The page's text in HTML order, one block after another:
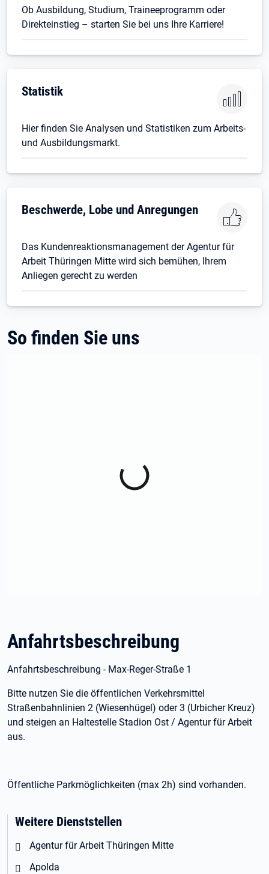
Ob Ausbildung, Studium, Traineeprogramm oder
Direkteinstieg – starten Sie bei uns Ihre Karriere!
Statistik
Hier finden Sie Analysen und Statistiken zum Arbeits-
und Ausbildungsmarkt.
Beschwerde, Lobe und Anregungen
Das Kundenreaktionsmanagement der Agentur für
Arbeit Thüringen Mitte wird sich bemühen, Ihrem
Anliegen gerecht zu werden
So finden Sie uns
Anfahrtsbeschreibung
Anfahrtsbeschreibung - Max-Reger-Straße 1
Bitte nutzen Sie die öffentlichen Verkehrsmittel
Straßenbahnlinien 2 (Wiesenhügel) oder 3 (Urbicher Kreuz)
und steigen an Haltestelle Stadion Ost / Agentur für Arbeit
aus.
Öffentliche Parkmöglichkeiten (max 2h) sind vorhanden.
Weitere Dienststellen
Agentur für Arbeit Thüringen Mitte
Apolda